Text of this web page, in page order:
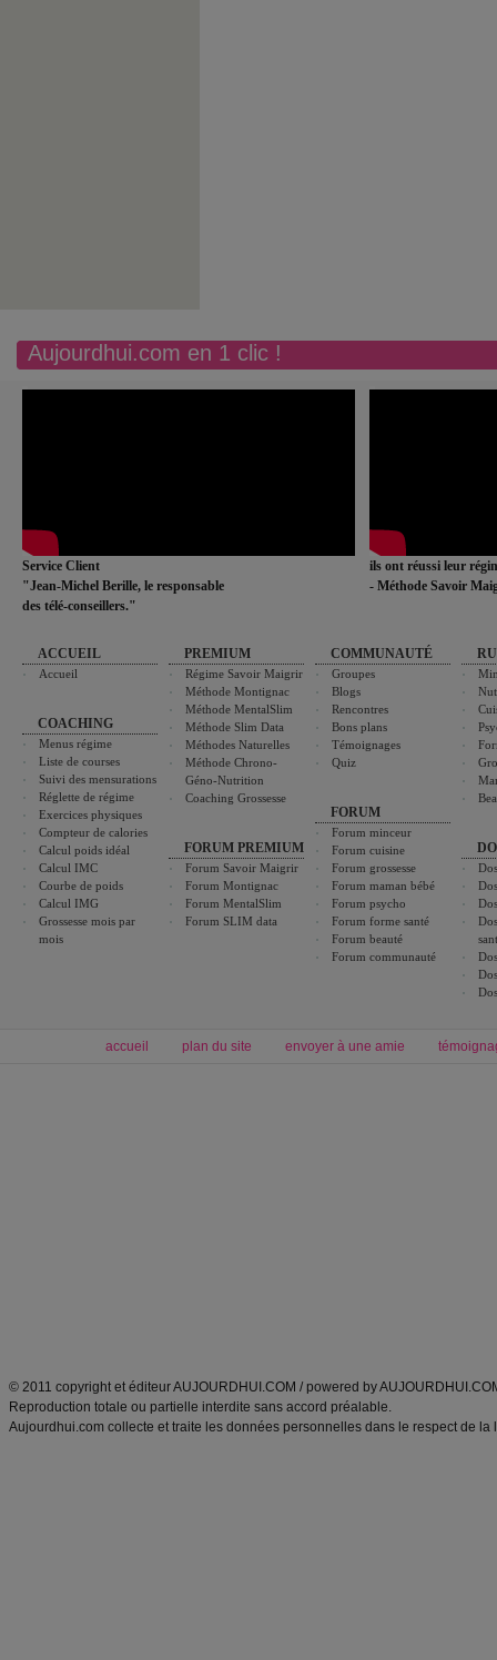
Aujourdhui.com en 1 clic !
Service Client
"Jean-Michel Berille, le responsable
des télé-conseillers."
ils ont réussi leur
- Méthode Savoir
ACCUEIL
Accueil
COACHING
Menus régime
Liste de courses
Suivi des mensurations
Réglette de régime
Exercices physiques
Compteur de calories
Calcul poids idéal
Calcul IMC
Courbe de poids
Calcul IMG
Grossesse mois par
mois
PREMIUM
Régime Savoir Maigrir
Méthode Montignac
Méthode MentalSlim
Méthode Slim Data
Méthodes Naturelles
Méthode Chrono-
Géno-Nutrition
Coaching Grossesse
FORUM PREMIUM
Forum Savoir Maigrir
Forum Montignac
Forum MentalSlim
Forum SLIM data
COMMUNAUTÉ
Groupes
Blogs
Rencontres
Bons plans
Témoignages
Quiz
FORUM
Forum minceur
Forum cuisine
Forum grossesse
Forum maman bébé
Forum psycho
Forum forme santé
Forum beauté
Forum communauté
accueil plan du site envoyer à une amie
© 2011 copyright et éditeur AUJOURDHUI.COM / powered by
Reproduction totale ou partielle interdite sans accord préalable.
Aujourdhui.com collecte et traite les données personnelles dans le respect de